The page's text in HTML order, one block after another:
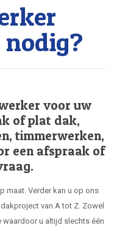
voor uw
of plat dak,
timmerwerken,
een afspraak of
maat. Verder kan u op ons
van A tot Z. Zowel
u altijd slechts één